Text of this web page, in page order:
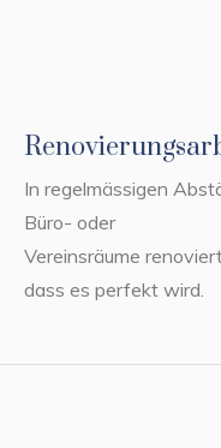
In regelmässigen
Büro- oder
Vereinsräume
dass es perfekt wird.